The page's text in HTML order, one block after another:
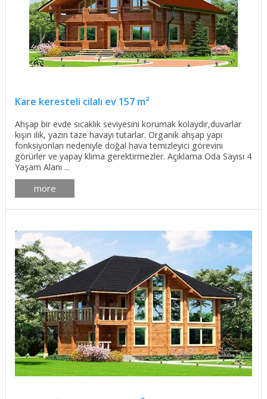
Kare keresteli cilalı ev 157 m²
Ahşap bir evde sıcaklık seviyesini korumak kolaydır,duvarlar
kışın ılık, yazın taze havayı tutarlar. Organik ahşap yapı
fonksiyonları nedeniyle doğal hava temizleyici görevini
görürler ve yapay klima gerektirmezler. Açıklama Oda Sayısı 4
Yaşam Alanı ...
more